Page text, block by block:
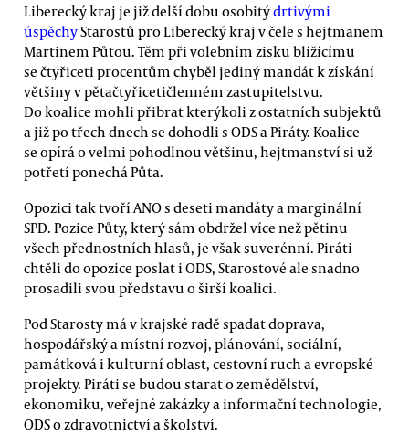
Liberecký kraj je již delší dobu osobitýdrtivými
úspěchyStarostů pro Liberecký kraj v čele s hejtmanem
Martinem Půtou. Těm při volebním zisku blížícímu
se čtyřiceti procentům chyběl jediný mandát k získání
většiny v pětačtyřicetičlenném zastupitelstvu.
Do koalice mohli přibrat kterýkoli z ostatních subjektů
a již po třech dnech se dohodli s ODS a Piráty. Koalice
se opírá o velmi pohodlnou většinu, hejtmanství si už
potřetí ponechá Půta.
Opozici tak tvoří ANO s deseti mandáty a marginální
SPD. Pozice Půty, který sám obdržel více než pětinu
všech přednostních hlasů, je však suverénní. Piráti
chtěli do opozice poslat i ODS, Starostové ale snadno
prosadili svou představu o širší koalici.
Pod Starosty má v krajské radě spadat doprava,
hospodářský a místní rozvoj, plánování, sociální,
památková i kulturní oblast, cestovní ruch a evropské
projekty. Piráti se budou starat o zemědělství,
ekonomiku, veřejné zakázky a informační technologie,
ODS o zdravotnictví a školství.